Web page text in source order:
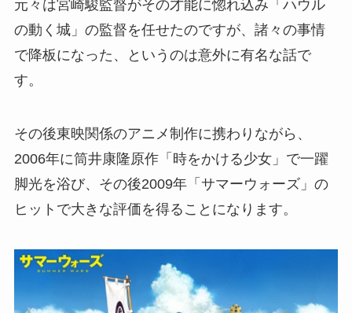
元々は宮崎駿監督がその才能に惚れ込み「ハウル
の動く城」の監督を任せたのですが、諸々の事情
で降板になった、というのは意外に有名な話で
す。
その後東映関係のアニメ制作に携わりながら、
2006年に筒井康隆原作「時をかける少女」で一躍
脚光を浴び、その後2009年「サマーウォーズ」の
ヒットで大きな評価を得ることになります。